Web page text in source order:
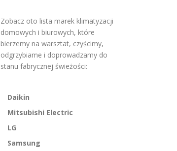
Zobacz oto lista marek klimatyzacji
domowych i biurowych, które
bierzemy na warsztat, czyścimy,
odgrzybiame i doprowadzamy do
stanu fabrycznej świeżości:
Daikin
Mitsubishi Electric
LG
Samsung